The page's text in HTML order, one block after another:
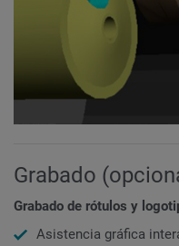
Grabado
Grabado de rótulos y
Asistencia gráfica